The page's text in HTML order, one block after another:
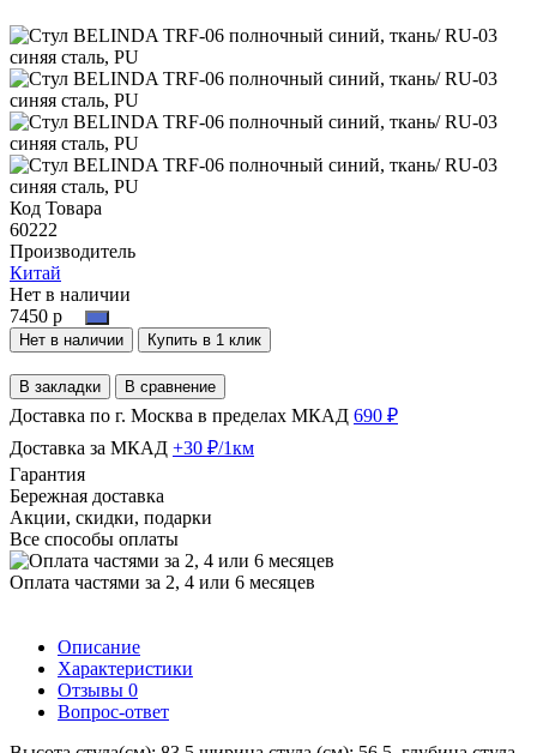
Код Товара
60222
Производитель
Китай
Нет в наличии
7450 р
Нет в наличии Купить в 1 клик
В закладки В сравнение
Доставка по г. Москва в пределах МКАД 690 ₽
Доставка за МКАД +30 ₽/1км
Гарантия
Бережная доставка
Акции, скидки, подарки
Все способы оплаты
Оплата частями за 2, 4 или 6 месяцев
Описание
Характеристики
Отзывы 0
Вопрос-ответ